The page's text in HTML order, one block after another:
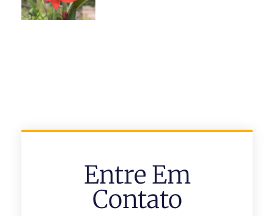
Entre Em
Contato